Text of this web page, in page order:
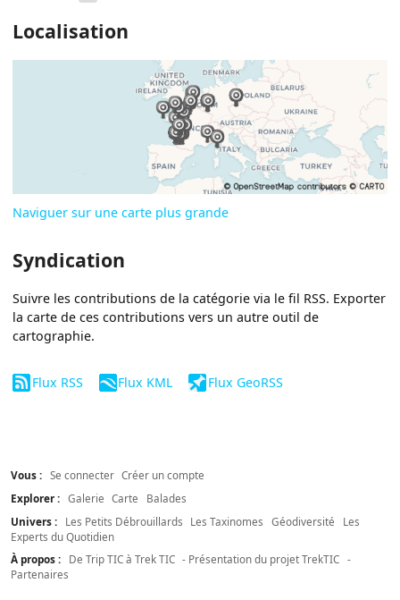
Localisation
Naviguer sur une carte plus grande
Syndication
Suivre les contributions de la catégorie via le fil RSS. Exporter
la carte de ces contributions vers un autre outil de
cartographie.
Flux RSS Flux KML Flux GeoRSS
Vous : Se connecter Créer un compte
Explorer : Galerie Carte
Balades
Univers :
Les Petits Débrouillards Les Taxinomes Géodiversité
Les
Experts du Quotidien
À propos :
De Trip TIC à Trek TIC - Présentation du projet TrekTIC -
Partenaires